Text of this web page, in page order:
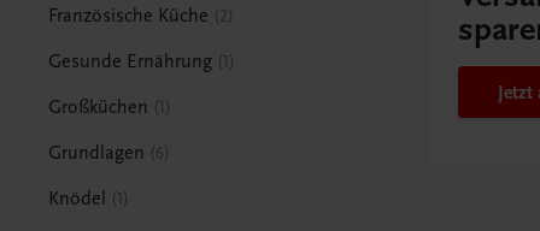
Französische Küche 2
Gesunde Ernährung 1
Großküchen 1
Grundlagen 6
Knödel 1
Jetzt